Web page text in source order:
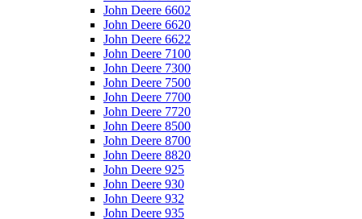
John Deere 6602
John Deere 6620
John Deere 6622
John Deere 7100
John Deere 7300
John Deere 7500
John Deere 7700
John Deere 7720
John Deere 8500
John Deere 8700
John Deere 8820
John Deere 925
John Deere 930
John Deere 932
John Deere 935